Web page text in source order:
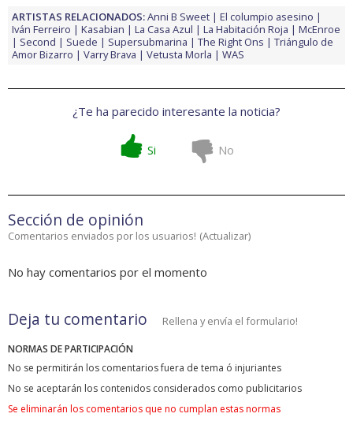
ARTISTAS RELACIONADOS:Anni B Sweet
El columpio asesino
Iván Ferreiro
Kasabian La Casa Azul La Habitación Roja
McEnroe
Second
Suede Supersubmarina The Right Ons
Triángulo de
Amor Bizarro
Varry Brava Vetusta Morla WAS
¿Te ha parecido interesante la noticia?
Si No
Sección de opinión
Comentarios enviados por los usuarios! (Actualizar)
No hay comentarios por el momento
Deja tu comentario Rellena y envía el formulario!
NORMAS DE PARTICIPACIÓN
No se permitirán los comentarios fuera de tema ó injuriantes
No se aceptarán los contenidos considerados como publicitarios
Se eliminarán los comentarios que no cumplan estas normas